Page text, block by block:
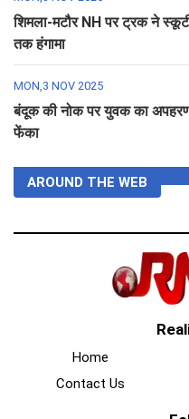
शिमला-मटौर NH पर ट्रक ने
तक हंगामा
MON,3 NOV 2025
बंदूक की नोक पर युवक का
फेंका
AROUND THE WEB
Home
Contact Us